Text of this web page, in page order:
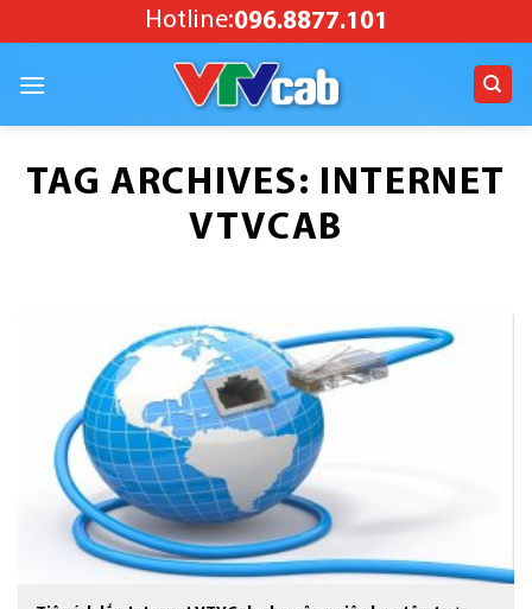
to
Hotline:096.8877.101
TAG ARCHIVES: INTERNET
VTVCAB